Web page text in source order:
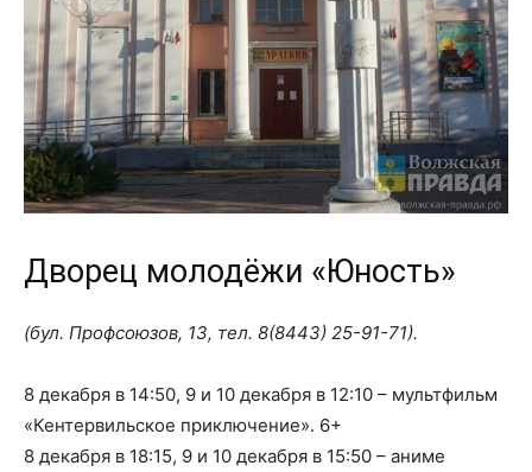
Дворец молодёжи «Юность»
(бул. Профсоюзов, 13, тел. 8(8443) 25-91-71).
8 декабря в 14:50, 9 и 10 декабря в 12:10 – мультфильм
«Кентервильское приключение». 6+
8 декабря в 18:15, 9 и 10 декабря в 15:50 – аниме